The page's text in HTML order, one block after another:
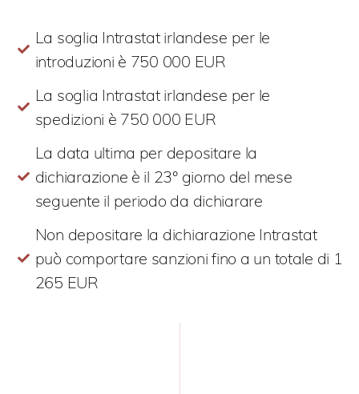
La soglia Intrastat irlandese per le
introduzioni è 750 000 EUR
La soglia Intrastat irlandese per le
spedizioni è 750 000 EUR
La data ultima per depositare la
dichiarazione è il 23° giorno del mese
seguente il periodo da dichiarare
Non depositare la dichiarazione Intrastat
può comportare sanzioni fino a un totale di 1
265 EUR